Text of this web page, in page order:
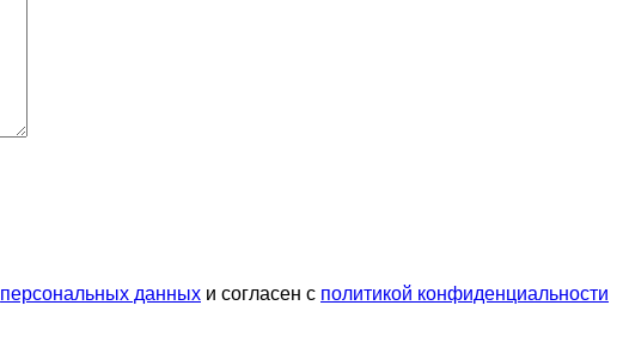
персональных данных и согласен с политикой конфиденциальности